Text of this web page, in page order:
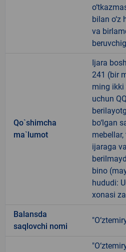
bilan
va
Qo`shimcha
ma`lumot
Ijara
241 (bir
ming ikki
uchun
bo‘lgan
ijaraga
bino
hududi:
xonasi
Balansda
saqlovchi nomi